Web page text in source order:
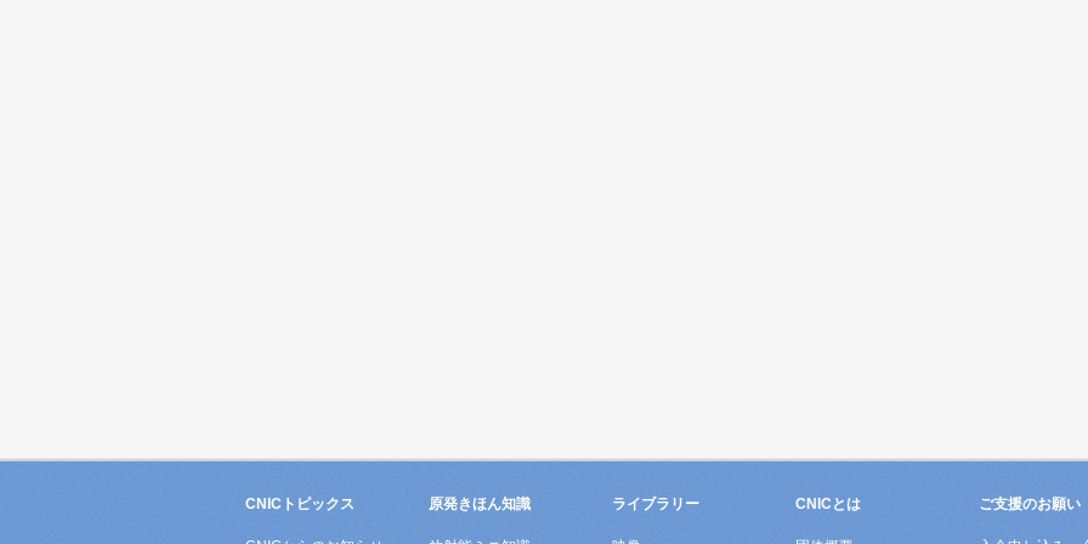
CNICトピックス 原発きほん知識 ライブラリー CNICとは ご支援のお願い